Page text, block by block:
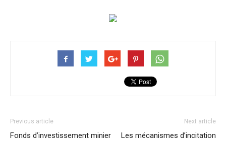
Previous article
Fonds d’investissement minier
Next article
Les mécanismes d’incitation